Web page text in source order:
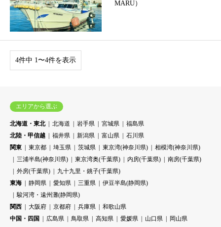
MARU）
4件中 1〜4件を表示
エリアから選ぶ
北海道・東北 北海道 岩手県 宮城県
福島県
北陸・甲信越
福井県 新潟県 富山県
石川県
関東
東京都 埼玉県 茨城県 東京湾(神奈川県)
相模湾(神奈川県)
三浦半島(神奈川県)
東京湾奥(千葉県) 内房(千葉県)
南房(千葉県)
外房(千葉県)
九十九里・銚子(千葉県)
東海
静岡県 愛知県 三重県
伊豆半島(静岡県)
駿河湾・遠州灘(静岡県)
関西
大阪府 京都府 兵庫県
和歌山県
中国・四国
広島県 鳥取県 高知県 愛媛県 山口県
岡山県